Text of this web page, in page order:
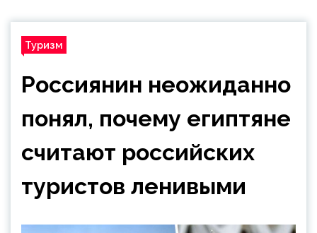
Туризм
Россиянин неожиданно
понял, почему египтяне
считают российских
туристов ленивыми